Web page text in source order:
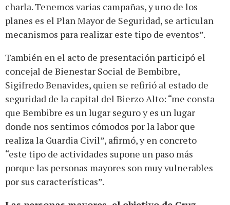
charla. Tenemos varias campañas, y uno de los
planes es el Plan Mayor de Seguridad, se articulan
mecanismos para realizar este tipo de eventos”.
También en el acto de presentación participó el
concejal de Bienestar Social de Bembibre,
Sigifredo Benavides, quien se refirió al estado de
seguridad de la capital del Bierzo Alto: “me consta
que Bembibre es un lugar seguro y es un lugar
donde nos sentimos cómodos por la labor que
realiza la Guardia Civil”, afirmó, y en concreto
“este tipo de actividades supone un paso más
porque las personas mayores son muy vulnerables
por sus características”.